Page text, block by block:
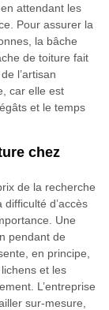
attendant les
Pour assurer la
la bâche
de toiture fait
l’artisan
car elle est
et le temps
chez
de la recherche
d’accès
Une
pendant de
en principe,
et les
L’entreprise
sur-mesure,